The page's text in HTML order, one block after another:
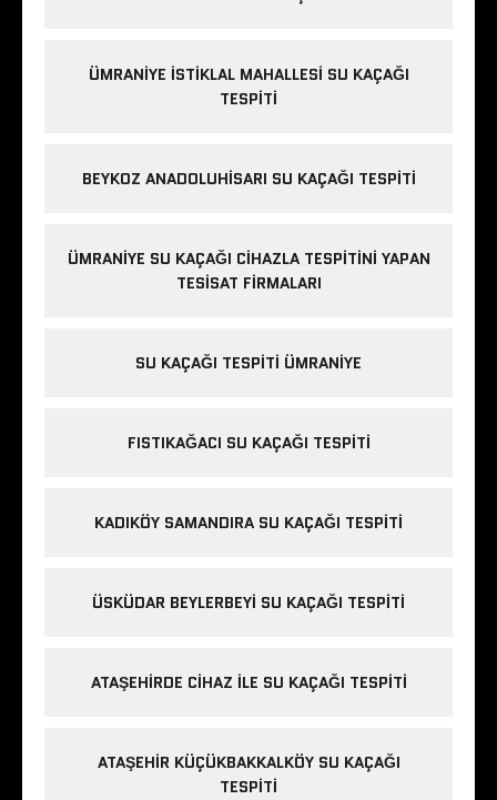
ÜMRANIYE İSTIKLAL MAHALLESI SU KAÇAĞI
TESPITI
BEYKOZ ANADOLUHISARI SU KAÇAĞI TESPITI
ÜMRANIYE SU KAÇAĞI CIHAZLA TESPITINI YAPAN
TESISAT FIRMALARI
SU KAÇAĞI TESPITI ÜMRANIYE
FISTIKAĞACI SU KAÇAĞI TESPITI
KADIKÖY SAMANDIRA SU KAÇAĞI TESPITI
ÜSKÜDAR BEYLERBEYI SU KAÇAĞI TESPITI
ATAŞEHIRDE CIHAZ ILE SU KAÇAĞI TESPITI
ATAŞEHIR KÜÇÜKBAKKALKÖY SU KAÇAĞI
TESPITI